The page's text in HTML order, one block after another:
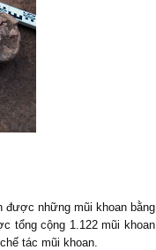
được những mũi khoan bằng
tổng cộng 1.122 mũi khoan
tác mũi khoan.